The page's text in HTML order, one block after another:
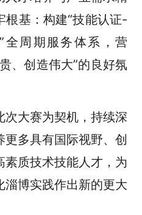
根基：构建“技能认证-
周期服务体系，营
、创造伟大”的良好氛
大赛为契机，持续深
多具有国际视野、创
素质技术技能人才，为
博实践作出新的更大